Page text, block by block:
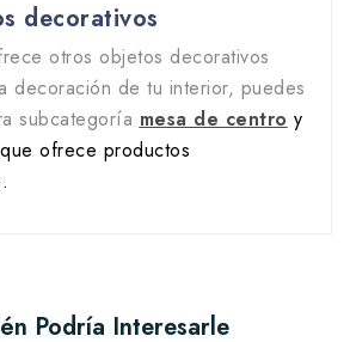
decorativos
otros objetos decorativos
decoración de tu interior, puedes
subcategoría mesa de centro y
que ofrece productos
Podría Interesarle